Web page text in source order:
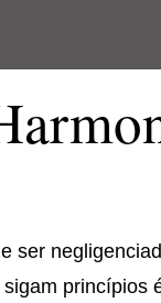
ser
princípios